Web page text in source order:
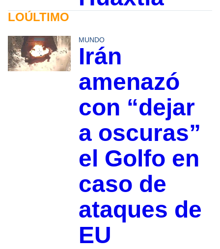
LOÚLTIMO
MUNDO
Irán
amenazó
con “dejar
a oscuras”
el Golfo en
caso de
ataques de
EU